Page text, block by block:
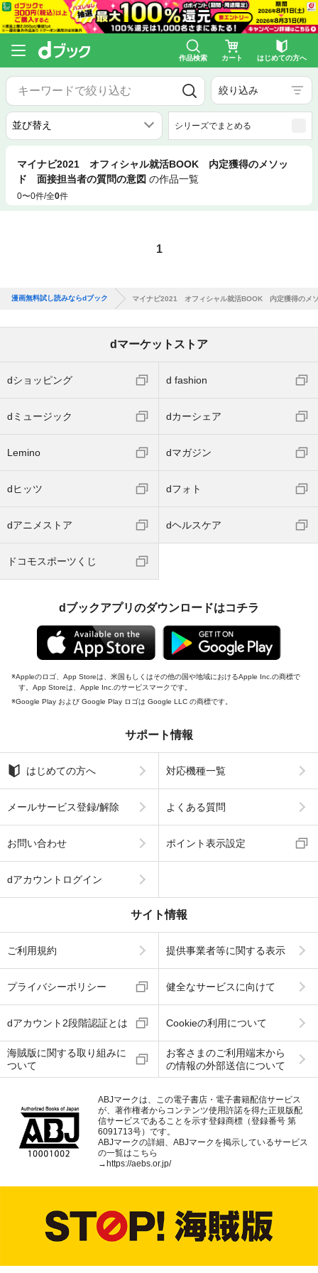
作品検索 カート はじめての方へ
絞り込み
シリーズでまとめる
マイナビ2021 オフィシャル就活BOOK 内定獲得のメソッ
ド 面接担当者の質問の意図 の作品一覧
0〜0件/全0件
1
漫画無料試し読みならdブック マイナビ2021 オフィシャル就活BOOK 内定獲得のメ
dマーケットストア
dショッピング d fashion
dミュージック dカーシェア
Lemino dマガジン
dヒッツ dフォト
dアニメストア dヘルスケア
ドコモスポーツくじ
dブックアプリのダウンロードはコチラ
Appleのロゴ、App Storeは、米国もしくはその他の国や地域におけるApple Inc.の商標で
す。App Storeは、Apple Inc.のサービスマークです。
Google Play および Google Play ロゴは Google LLC の商標です。
サポート情報
はじめての方へ 対応機種一覧
メールサービス登録/解除 よくある質問
お問い合わせ ポイント表示設定
dアカウントログイン
サイト情報
ご利用規約 提供事業者等に関する表示
プライバシーポリシー 健全なサービスに向けて
dアカウント2段階認証とは Cookieの利用について
海賊版に関する取り組みに
ついて
お客さまのご利用端末から
の情報の外部送信について
ABJマークは、この電子書店・電子書籍配信サービス
が、著作権者からコンテンツ使用許諾を得た正規版配
信サービスであることを示す登録商標（登録番号 第
6091713号）です。
ABJマークの詳細、ABJマークを掲示しているサービス
の一覧はこちら
→https://aebs.or.jp/